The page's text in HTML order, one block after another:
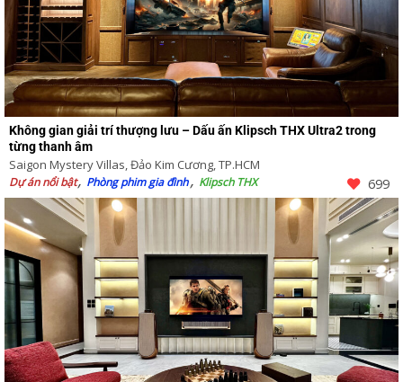
Không gian giải trí thượng lưu – Dấu ấn Klipsch THX Ultra2 trong
từng thanh âm
Saigon Mystery Villas, Đảo Kim Cương, TP.HCM
Dự án nổi bật Phòng phim gia đình Klipsch THX 699